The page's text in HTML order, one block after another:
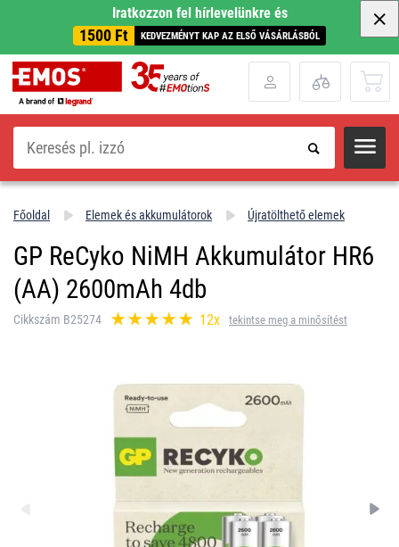
Iratkozzon fel hírlevelünkre és
1500 Ft KEDVEZMÉNYT KAP AZ ELSŐ VÁSÁRLÁSBÓL
Keresés
Főoldal Elemek és akkumulátorok Újratölthető elemek
GP ReCyko NiMH Akkumulátor HR6
(AA) 2600mAh 4db
Cikkszám B25274 12x tekintse meg a minősítést